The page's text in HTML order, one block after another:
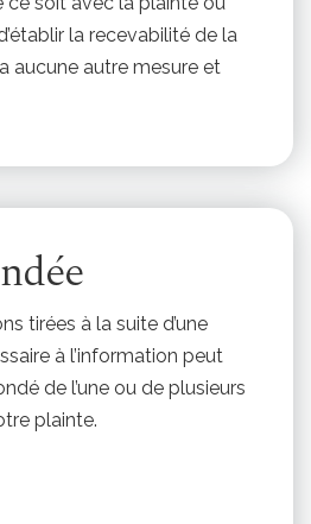
la recevabilité de la
aucune autre mesure et
tirées à la suite d’une
à l’information peut
de l’une ou de plusieurs
plainte.